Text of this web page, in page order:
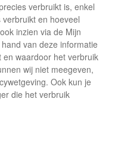
verbruikt is, enkel
en hoeveel
inzien via de Mijn
van deze informatie
waardoor het verbruik
wij niet meegeven,
Ook kun je
die het verbruik